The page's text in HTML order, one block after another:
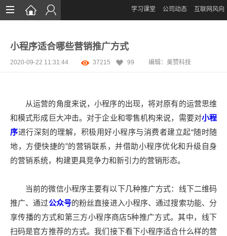
网站设计
案例鉴赏
解决方案
资讯
学习课堂 公司动态 互联网风向
小程序适合哪些营销推广方式
2020-09-22 11:31:44 37215 99 编辑： 美赞科技
从运营的角度来说，小程序的出现，将对原有的运营思维
和模式形成巨大冲击。对于企业和零售机构来说，需要对小程
序进行深刻的理解，积极用好小程序与消费者建立起“随时随
地，方便快捷的”的营销联系，并借助小程序优化和升级自身
的营销系统，构建更具竞争力和新引力的营销形态。
当前的微信小程序主要有以下几种推广方式：线下二维码
推广、通过公众号的粉丝直接进入小程序、通过搜索功能、分
享传播的方式和第三方小程序商店5种推广方式。其中，线下
扫码是官方推荐的方式。我们接下看下小程序适合什么样的营